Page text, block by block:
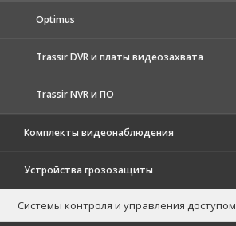
Optimus
Trassir DVR и платы видеозахвата
Trassir NVR и ПО
Комплекты видеонаблюдения
Устройства грозозащиты
Системы контроля и управления доступом